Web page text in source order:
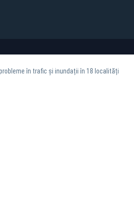
în trafic și inundații în 18 localități